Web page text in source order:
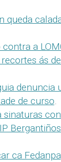
queda
a
ás
de curso.
sinaturas
ca Fedanpa